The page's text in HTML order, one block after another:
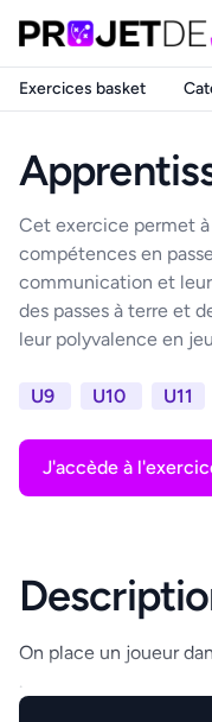
Exercices basket
Cet exercice permet
compétences en
communication et
des passes à terre et
leur polyvalence en
U9 U10 U11
J'accède à
On place un joueur
.